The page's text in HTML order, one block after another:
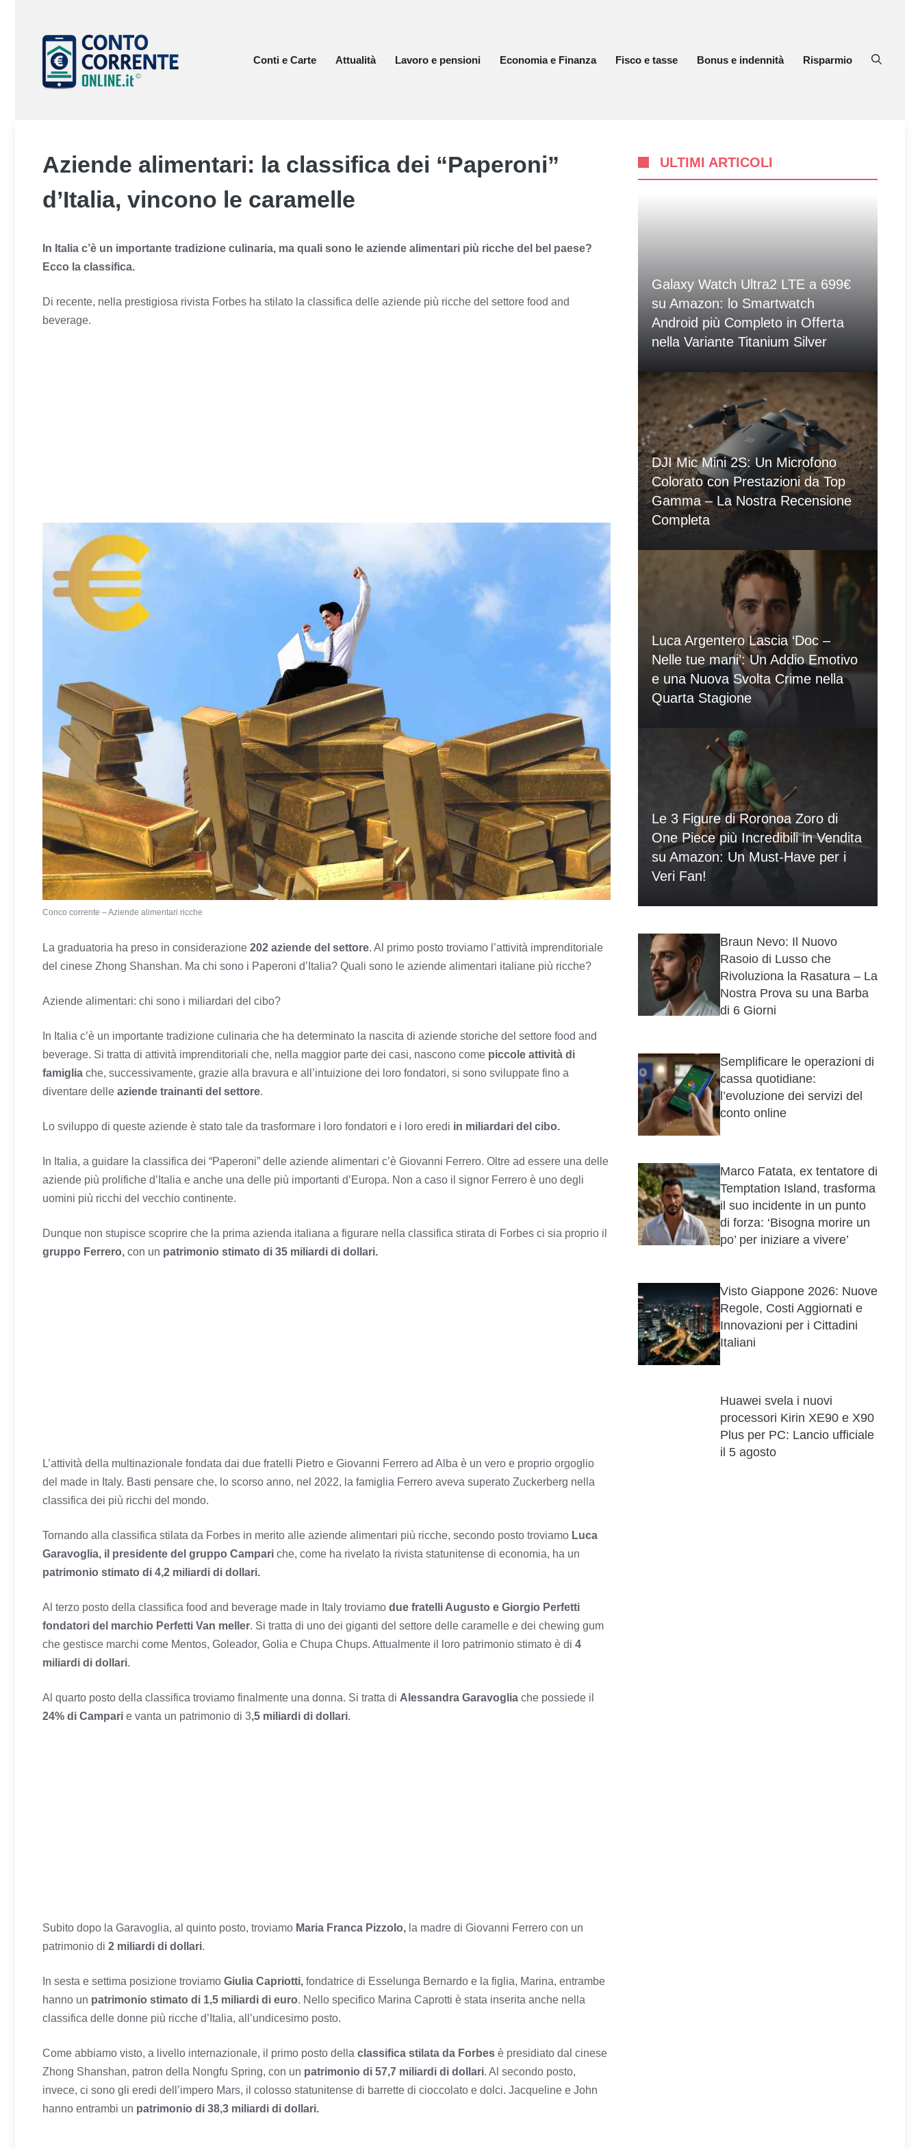
contenuto
Conti e Carte
Attualità Lavoro e pensioni Economia e Finanza Fisco e tasse Bonus e indennità Risparmio
Aziende alimentari: la classifica dei “Paperoni”
d’Italia, vincono le caramelle
In Italia c’è un importante tradizione culinaria, ma quali sono le aziende alimentari più ricche del bel paese?
Ecco la classifica.
Di recente, nella prestigiosa rivista Forbes ha stilato la classifica delle aziende più ricche del settore food and
beverage.
Conco corrente – Aziende alimentari ricche
La graduatoria ha preso in considerazione 202 aziende del settore. Al primo posto troviamo l’attività imprenditoriale
del cinese Zhong Shanshan. Ma chi sono i Paperoni d’Italia? Quali sono le aziende alimentari italiane più ricche?
Aziende alimentari: chi sono i miliardari del cibo?
In Italia c’è un importante tradizione culinaria che ha determinato la nascita di aziende storiche del settore food and
beverage. Si tratta di attività imprenditoriali che, nella maggior parte dei casi, nascono come piccole attività di
famiglia che, successivamente, grazie alla bravura e all’intuizione dei loro fondatori, si sono sviluppate fino a
diventare delle aziende trainanti del settore.
Lo sviluppo di queste aziende è stato tale da trasformare i loro fondatori e i loro eredi in miliardari del cibo.
In Italia, a guidare la classifica dei “Paperoni” delle aziende alimentari c’è Giovanni Ferrero. Oltre ad essere una delle
aziende più prolifiche d’Italia e anche una delle più importanti d’Europa. Non a caso il signor Ferrero è uno degli
uomini più ricchi del vecchio continente.
Dunque non stupisce scoprire che la prima azienda italiana a figurare nella classifica stirata di Forbes ci sia proprio il
gruppo Ferrero, con un patrimonio stimato di 35 miliardi di dollari.
L’attività della multinazionale fondata dai due fratelli Pietro e Giovanni Ferrero ad Alba è un vero e proprio orgoglio
del made in Italy. Basti pensare che, lo scorso anno, nel 2022, la famiglia Ferrero aveva superato Zuckerberg nella
classifica dei più ricchi del mondo.
Tornando alla classifica stilata da Forbes in merito alle aziende alimentari più ricche, secondo posto troviamo Luca
Garavoglia, il presidente del gruppo Campari che, come ha rivelato la rivista statunitense di economia, ha un
patrimonio stimato di 4,2 miliardi di dollari.
Al terzo posto della classifica food and beverage made in Italy troviamo due fratelli Augusto e Giorgio Perfetti
fondatori del marchio Perfetti Van meller. Si tratta di uno dei giganti del settore delle caramelle e dei chewing gum
che gestisce marchi come Mentos, Goleador, Golia e Chupa Chups. Attualmente il loro patrimonio stimato è di 4
miliardi di dollari.
Al quarto posto della classifica troviamo finalmente una donna. Si tratta di Alessandra Garavoglia che possiede il
24% di Campari e vanta un patrimonio di 3,5 miliardi di dollari.
Subito dopo la Garavoglia, al quinto posto, troviamo Maria Franca Pizzolo, la madre di Giovanni Ferrero con un
patrimonio di 2 miliardi di dollari.
In sesta e settima posizione troviamo Giulia Capriotti, fondatrice di Esselunga Bernardo e la figlia, Marina, entrambe
hanno un patrimonio stimato di 1,5 miliardi di euro. Nello specifico Marina Caprotti è stata inserita anche nella
classifica delle donne più ricche d’Italia, all’undicesimo posto.
Come abbiamo visto, a livello internazionale, il primo posto della classifica stilata da Forbes è presidiato dal cinese
Zhong Shanshan, patron della Nongfu Spring, con un patrimonio di 57,7 miliardi di dollari. Al secondo posto,
invece, ci sono gli eredi dell’impero Mars, il colosso statunitense di barrette di cioccolato e dolci. Jacqueline e John
hanno entrambi un patrimonio di 38,3 miliardi di dollari.
ULTIMI ARTICOLI
Galaxy Watch Ultra2 LTE a 699€
su Amazon: lo Smartwatch
Android più Completo in Offerta
nella Variante Titanium Silver
DJI Mic Mini 2S: Un Microfono
Colorato con Prestazioni da Top
Gamma – La Nostra Recensione
Completa
Luca Argentero Lascia ‘Doc –
Nelle tue mani’: Un Addio Emotivo
e una Nuova Svolta Crime nella
Quarta Stagione
Le 3 Figure di Roronoa Zoro di
One Piece più Incredibili in Vendita
su Amazon: Un Must-Have per i
Veri Fan!
Braun Nevo: Il Nuovo
Rasoio di Lusso che
Rivoluziona la Rasatura – La
Nostra Prova su una Barba
di 6 Giorni
Semplificare le operazioni di
cassa quotidiane:
l’evoluzione dei servizi del
conto online
Marco Fatata, ex tentatore di
Temptation Island, trasforma
il suo incidente in un punto
di forza: ‘Bisogna morire un
po’ per iniziare a vivere’
Visto Giappone 2026: Nuove
Regole, Costi Aggiornati e
Innovazioni per i Cittadini
Italiani
Huawei svela i nuovi
processori Kirin XE90 e X90
Plus per PC: Lancio ufficiale
il 5 agosto